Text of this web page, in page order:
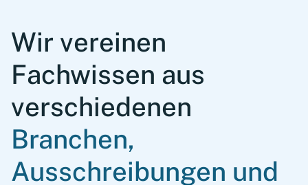
Wir vereinen
Fachwissen aus
verschiedenen
Branchen,
Ausschreibungen und